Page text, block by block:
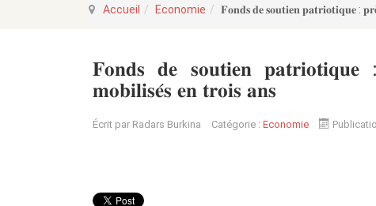
Accueil Economie 𝐅𝐨𝐧𝐝𝐬 𝐝𝐞 𝐬𝐨𝐮𝐭𝐢𝐞𝐧 𝐩𝐚𝐭𝐫𝐢𝐨𝐭𝐢𝐪𝐮𝐞 :
𝐅𝐨𝐧𝐝𝐬 𝐝𝐞 𝐬𝐨𝐮𝐭𝐢𝐞𝐧
𝐦𝐨𝐛𝐢𝐥𝐢𝐬𝐞́𝐬 𝐞𝐧 𝐭𝐫𝐨𝐢𝐬 𝐚𝐧𝐬
Écrit par Radars Burkina Catégorie : Economie